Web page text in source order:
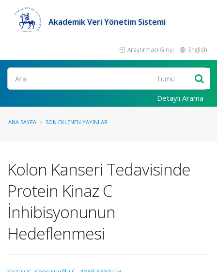
Akademik Veri Yönetim Sistemi
Araştırmacı Girişi English
Ara
Detaylı Arama
ANA SAYFA SON EKLENEN YAYINLAR
Kolon Kanseri Tedavisinde
Protein Kinaz C
İnhibisyonunun
Hedeflenmesi